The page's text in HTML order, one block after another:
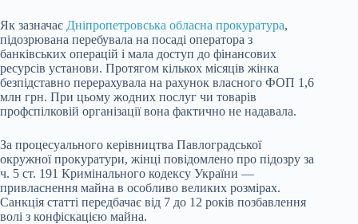
Як зазначає Дніпропетровська обласна прокуратура,
підозрювана перебувала на посаді оператора з
банківських операцій і мала доступ до фінансових
ресурсів установи. Протягом кількох місяців жінка
безпідставно перерахувала на рахунок власного ФОП 1,6
млн грн. При цьому жодних послуг чи товарів
профспілковій організації вона фактично не надавала.
За процесуального керівництва Павлоградської
окружної прокуратури, жінці повідомлено про підозру за
ч. 5 ст. 191 Кримінального кодексу України —
привласнення майна в особливо великих розмірах.
Санкція статті передбачає від 7 до 12 років позбавлення
волі з конфіскацією майна.